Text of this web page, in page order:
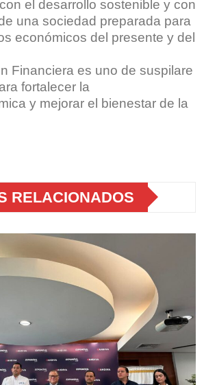
el desarrollo sostenible y con
una sociedad preparada para
económicos del presente y del
Financiera es uno de suspilare
fortalecer la
y mejorar el bienestar de la
RELACIONADOS